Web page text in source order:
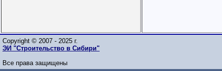
Copyright © 2007 - 2025 г.
ЭИ "Строительство в Сибири"
Все права защищены